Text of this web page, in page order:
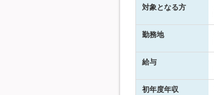
対象となる方
勤務地
給与
初年度年収